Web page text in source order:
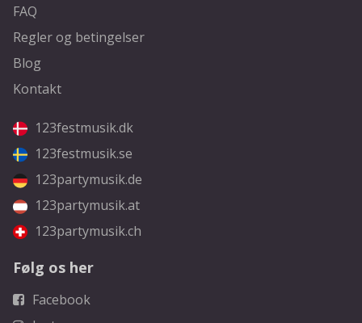
FAQ
Regler og betingelser
Blog
Kontakt
123festmusik.dk
123festmusik.se
123partymusik.de
123partymusik.at
123partymusik.ch
Følg os her
Facebook